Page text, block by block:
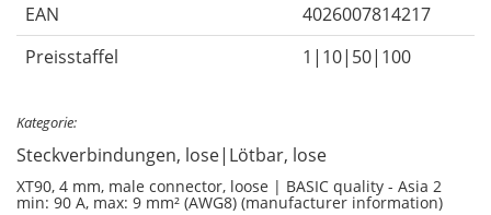
EAN
4026007814217
Preisstaffel
1|10|50|100
Kategorie:
Steckverbindungen, lose|Lötbar, lose
XT90, 4 mm, male connector, loose | BASIC quality - Asia 2
min: 90 A, max: 9 mm² (AWG8) (manufacturer information)